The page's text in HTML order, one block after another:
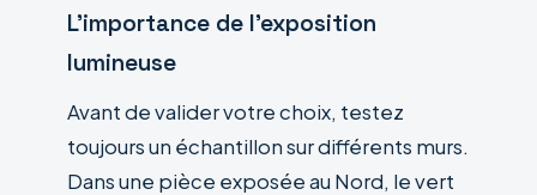
L’importance de l’exposition
lumineuse
Avant de valider votre choix, testez
toujours un échantillon sur différents murs.
Dans une pièce exposée au Nord, le vert